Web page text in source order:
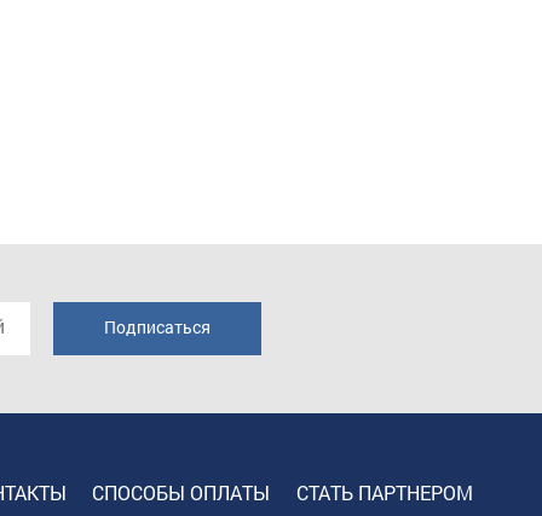
СПОСОБЫ ОПЛАТЫ СТАТЬ ПАРТНЕРОМ